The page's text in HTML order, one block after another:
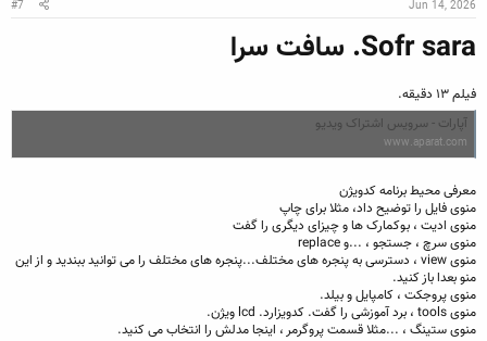
Jun 14, 2026
#7
Sofr sara. سافت سرا
فیلم ۱۳ دقیقه.
آپارات - سرویس اشتراک ویدیو
www.aparat.com
معرفی محیط برنامه کدویژن
منوی فایل را توضیح داد، مثلا برای چاپ
منوی ادیت ، بوکمارک ها و چیزای دیگری را گفت
منوی سرچ ، جستجو ، ...و replace
منوی view ، دسترسی به پنجره های مختلف...پنجره های مختلف را می توانید ببندید و از این
منو بعدا باز کنید.
منوی پروجکت ، کامپایل و بیلد.
منوی tools ، برد آموزشی را گفت. کدویزارد. lcd ویژن.
منوی ستینگ ، ...مثلا قسمت پروگرمر ، اینجا مدلش را انتخاب می کنید.